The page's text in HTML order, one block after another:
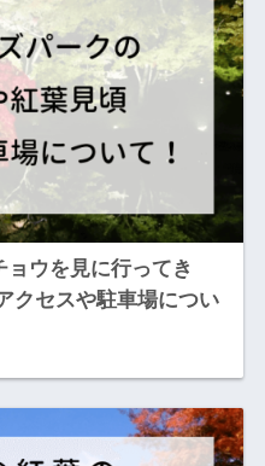
ウを見に行ってき
クセスや駐車場につい